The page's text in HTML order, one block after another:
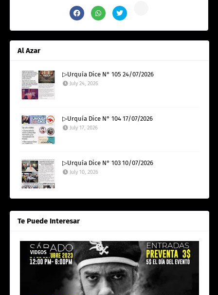
Al Azar
▷Urquía Dice N° 105 24/07/2026
July 24, 2026
▷Urquía Dice N° 104 17/07/2026
July 17, 2026
▷Urquía Dice N° 103 10/07/2026
July 10, 2026
Te Puede Interesar
VIDEOS